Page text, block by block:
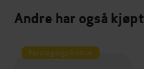
Andre har også kjøpt
Første gang på tilbud